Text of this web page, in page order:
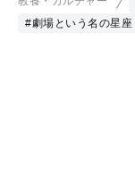
#劇場という名の星座